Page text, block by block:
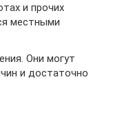
и прочих
местными
Они могут
и достаточно